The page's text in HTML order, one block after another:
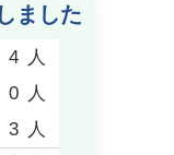
ました
4 人
0 人
3 人